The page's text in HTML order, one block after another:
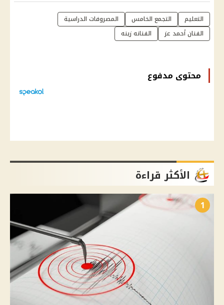
التعليم التجمع الخامس
المصروفات الدراسية
الفنان أحمد عز
الفنانه زينه
محتوى مدفوع
الأكثر قراءة
1